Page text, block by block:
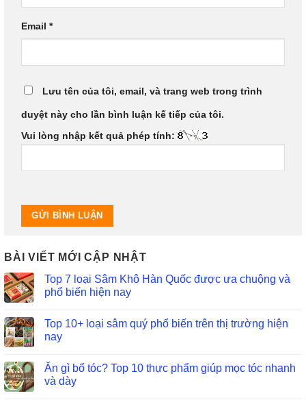
Email *
Lưu tên của tôi, email, và trang web trong trình
duyệt này cho lần bình luận kế tiếp của tôi.
Vui lòng nhập kết quả phép tính:
BÀI VIẾT MỚI CẬP NHẬT
Top 7 loại Sâm Khô Hàn Quốc được ưa chuộng và
phổ biến hiện nay
Top 10+ loại sâm quý phổ biến trên thị trường hiện
nay
Ăn gì bổ tóc? Top 10 thực phẩm giúp mọc tóc nhanh
và dày